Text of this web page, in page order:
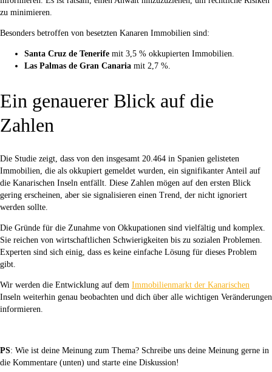
zu minimieren.
Besonders betroffen von besetzten Kanaren Immobilien sind:
Santa Cruz de Tenerife mit 3,5 % okkupierten Immobilien.
Las Palmas de Gran Canaria mit 2,7 %.
Ein genauerer Blick auf die
Zahlen
Die Studie zeigt, dass von den insgesamt 20.464 in Spanien gelisteten
Immobilien, die als okkupiert gemeldet wurden, ein signifikanter Anteil auf
die Kanarischen Inseln entfällt. Diese Zahlen mögen auf den ersten Blick
gering erscheinen, aber sie signalisieren einen Trend, der nicht ignoriert
werden sollte.
Die Gründe für die Zunahme von Okkupationen sind vielfältig und komplex.
Sie reichen von wirtschaftlichen Schwierigkeiten bis zu sozialen Problemen.
Experten sind sich einig, dass es keine einfache Lösung für dieses Problem
gibt.
Wir werden die Entwicklung auf dem Immobilienmarkt der Kanarischen
Inseln weiterhin genau beobachten und dich über alle wichtigen Veränderungen
informieren.
PS: Wie ist deine Meinung zum Thema? Schreibe uns deine Meinung gerne in
die Kommentare (unten) und starte eine Diskussion!